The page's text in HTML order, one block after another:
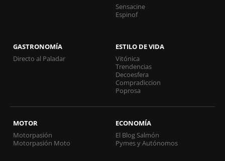
Sensacine
Espinof
GASTRONOMÍA
Directo al Paladar
ESTILO DE VIDA
Vitónica
Trendencias
Decoesfera
Compradiccion
Poprosa
MOTOR
Motorpasión
Motorpasión Moto
ECONOMÍA
El Blog Salmón
Pymes y Autónomos